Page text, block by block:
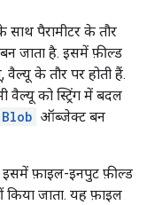
साथ पैरामीटर के तौर
जाता है. इसमें फ़ील्ड
के तौर पर होती हैं.
को स्ट्रिंग में बदल
Blob ऑब्जेक्ट बन
इसमें फ़ाइल-इनपुट फ़ील्ड
किया जाता. यह फ़ाइल